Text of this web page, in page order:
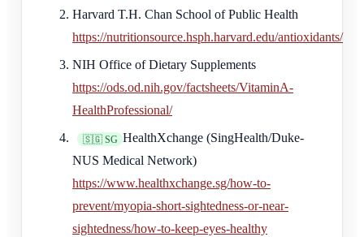
Harvard T.H. Chan School of Public Health
https://nutritionsource.hsph.harvard.edu/antioxidants/
NIH Office of Dietary Supplements
https://ods.od.nih.gov/factsheets/VitaminA-
HealthProfessional/
🇸🇬 SG HealthXchange (SingHealth/Duke-
NUS Medical Network)
https://www.healthxchange.sg/how-to-
prevent/myopia-short-sightedness-or-near-
sightedness/how-to-keep-eyes-healthy